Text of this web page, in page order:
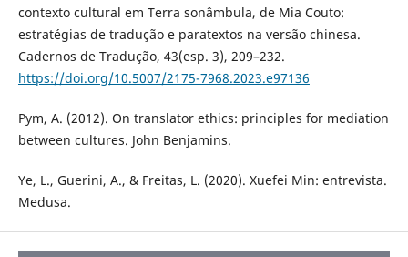
contexto cultural em Terra sonâmbula, de Mia Couto:
estratégias de tradução e paratextos na versão chinesa.
Cadernos de Tradução, 43(esp. 3), 209–232.
https://doi.org/10.5007/2175-7968.2023.e97136
Pym, A. (2012). On translator ethics: principles for mediation
between cultures. John Benjamins.
Ye, L., Guerini, A., & Freitas, L. (2020). Xuefei Min: entrevista.
Medusa.